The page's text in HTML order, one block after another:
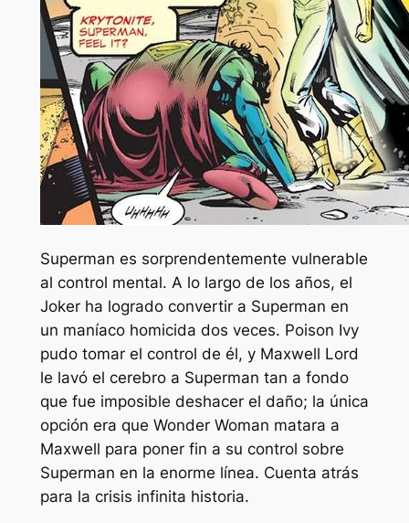
Superman es sorprendentemente vulnerable
al control mental. A lo largo de los años, el
Joker ha logrado convertir a Superman en
un maníaco homicida dos veces. Poison Ivy
pudo tomar el control de él, y Maxwell Lord
le lavó el cerebro a Superman tan a fondo
que fue imposible deshacer el daño; la única
opción era que Wonder Woman matara a
Maxwell para poner fin a su control sobre
Superman en la enorme línea. Cuenta atrás
para la crisis infinita historia.